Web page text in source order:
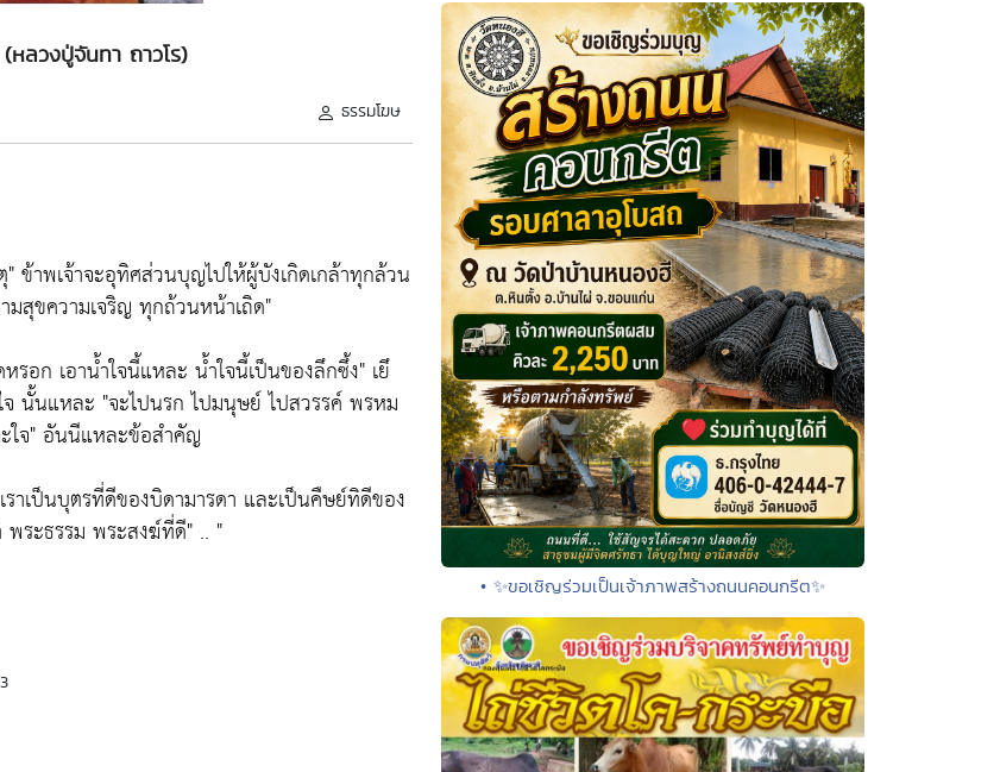
ลวงปู่จันทา ถาวโร)
ธรรมโฆษ
าพเจ้าจะอุทิศส่วนบุญไปให้ผู้บังเกิดเกล้าทุกล้วน
สุขความเจริญ ทุกถ้วนหน้าเถิด"
อก เอาน้ำใจนี้แหละ น้ำใจนี้เป็นของลึกซึ้ง" เยึ
นั้นแหละ "จะไปนรก ไปมนุษย์ ไปสวรรค์ พรหม
ใจ" อันนีแหละข้อสำคัญ
าเป็นบุตรที่ดีของบิดามารดา และเป็นคืษย์ทิดีของ
ระธรรม พระสงฆ์ที่ดี" .. "
• ✨ขอเชิญร่วมเป็นเจ้าภาพสร้างถนนคอนกรีต✨